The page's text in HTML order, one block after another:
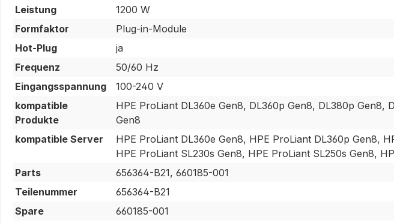
Leistung
1200 W
Formfaktor
Plug-in-Module
Hot-Plug
ja
Frequenz
50/60 Hz
Eingangsspannung
100-240 V
kompatible
Produkte
HPE ProLiant DL360e Gen8, DL360p Gen8, DL380p Gen8,
Gen8
kompatible Server
HPE ProLiant DL360e Gen8, HPE ProLiant DL360p Gen8,
HPE ProLiant SL230s Gen8, HPE ProLiant SL250s Gen8,
Parts
656364-B21, 660185-001
Teilenummer
656364-B21
Spare
660185-001